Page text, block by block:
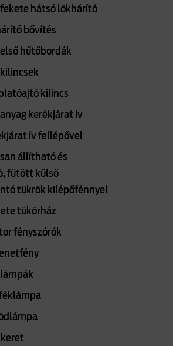
hátsó lökhárító
bővítés
hűtőbordák
kilincs
kerékjárat ív
ív fellépővel
állítható és
fűtött külső
tükrök kilépőfénnyel
tükörház
fényszórók
lámpák